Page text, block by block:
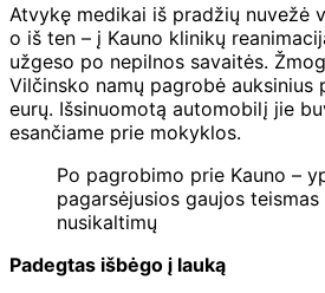
Atvykę medikai iš pradžių nuvežė
o iš ten – į Kauno klinikų
užgeso po nepilnos savaitės.
Vilčinsko namų pagrobė auksinius
eurų. Išsinuomotą automobilį jie
esančiame prie mokyklos.
Po pagrobimo prie Kauno –
pagarsėjusios gaujos
nusikaltimų
Padegtas išbėgo į lauką